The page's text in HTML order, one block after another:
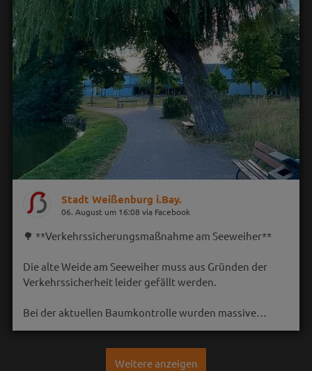
Stadt Weißenburg i.Bay.
06. August um 16:08 via Facebook
🌳 **Verkehrssicherungsmaßnahme am Seeweiher**
Die alte Weide am Seeweiher muss aus Gründen der
Verkehrssicherheit leider gefällt werden.
Bei der aktuellen Baumkontrolle wurden massive…
Weitere anzeigen